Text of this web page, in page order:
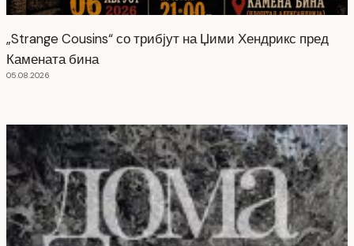
„Strange Cousins“ со трибјут на Џими Хендрикс пред
Камената бина
05.08.2026